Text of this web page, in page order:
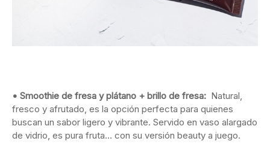
• Smoothie de fresa y plátano + brillo de fresa: Natural,
fresco y afrutado, es la opción perfecta para quienes
buscan un sabor ligero y vibrante. Servido en vaso alargado
de vidrio, es pura fruta… con su versión beauty a juego.